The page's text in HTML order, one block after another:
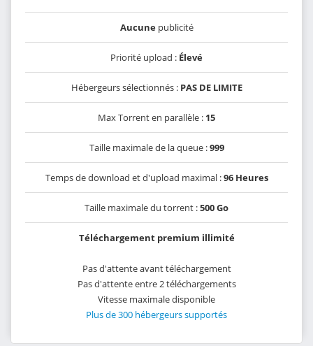
Aucunepublicité
Priorité upload : Élevé
Hébergeurs sélectionnés : PAS DE LIMITE
Max Torrent en parallèle : 15
Taille maximale de la queue :999
Temps de download et d'upload maximal :96 Heures
Taille maximale du torrent :500 Go
Téléchargement premium illimité
Pas d'attente avant téléchargement
Pas d'attente entre 2 téléchargements
Vitesse maximale disponible
Plus de 300 hébergeurs supportés